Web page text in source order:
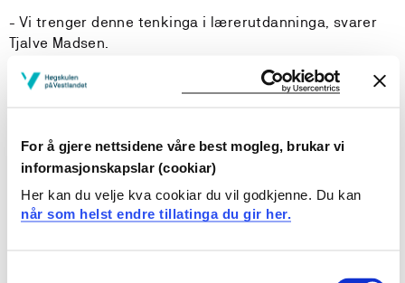
For å gjere nettsidene våre best mogleg, brukar vi
informasjonskapslar (cookiar)
Her kan du velje kva cookiar du vil godkjenne. Du kan
når som helst endre tillatinga du gir her.
- Vi trenger denne tenkinga i lærerutdanninga, svarer
Tjalve Madsen.
- Det er jo ikke nytt dette at vi spør studentene om
skal forme undervisninga vår, men hva den enkelte kan
bidra med i læringsmiljøet vårt. Fargespillpedagogikken
er en metode tatt ut i praksis, mer enn en teori.